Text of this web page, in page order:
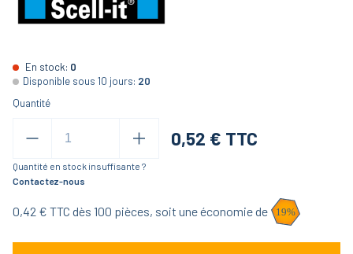
En stock: 0
Disponible sous 10 jours: 20
Quantité
0,52 € TTC
Quantité en stock insuffisante ?
Contactez-nous
0,42 € TTC dès 100 pièces, soit une économie de 19%